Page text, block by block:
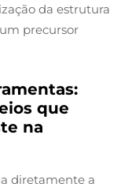
da estrutura
precursor
que
na
diretamente a